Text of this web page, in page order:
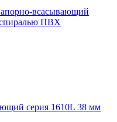
всасывающий
ПВХ